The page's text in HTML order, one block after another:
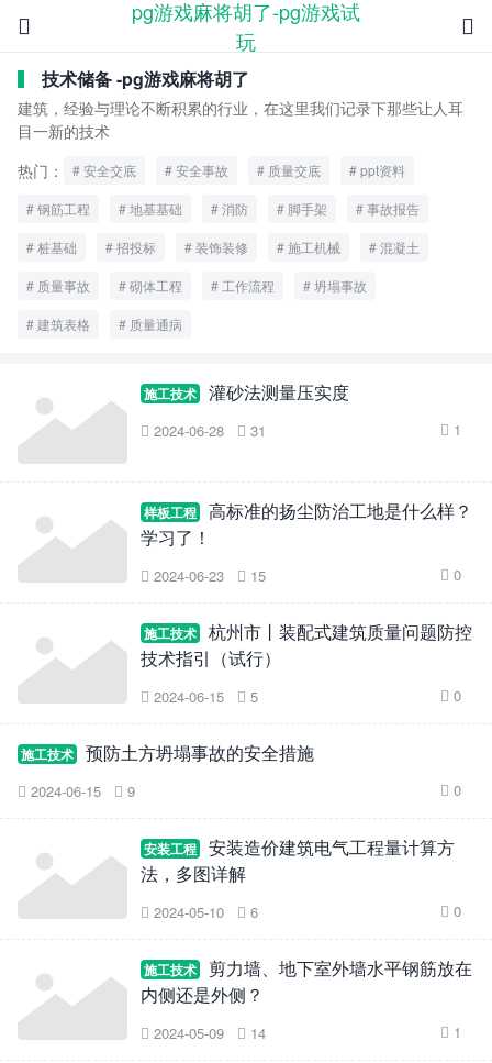
pg游戏麻将胡了-pg游戏试
玩


技术储备 -pg游戏麻将胡了
建筑，经验与理论不断积累的行业，在这里我们记录下那些让人耳
目一新的技术
热门：
安全交底 安全事故 质量交底 ppt资料
钢筋工程 地基基础 消防 脚手架 事故报告
桩基础 招投标 装饰装修 施工机械 混凝土
质量事故 砌体工程 工作流程 坍塌事故
建筑表格 质量通病
施工技术 灌砂法测量压实度
 2024-06-28  31  1
样板工程
高标准的扬尘防治工地是什么样？
学习了！
 2024-06-23  15  0
施工技术
杭州市丨装配式建筑质量问题防控
技术指引（试行）
 2024-06-15  5  0
施工技术 预防土方坍塌事故的安全措施
 2024-06-15  9  0
安装工程
安装造价建筑电气工程量计算方
法，多图详解
 2024-05-10  6  0
施工技术
剪力墙、地下室外墙水平钢筋放在
内侧还是外侧？
 2024-05-09  14  1